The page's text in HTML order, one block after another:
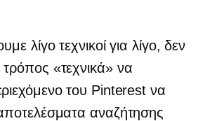
λίγο τεχνικοί για λίγο, δεν
«τεχνικά» να
του Pinterest να
αναζήτησης